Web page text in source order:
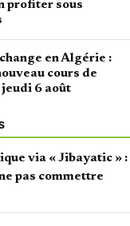
profiter sous
en Algérie :
cours de
jeudi 6 août
via « Jibayatic » :
pas commettre